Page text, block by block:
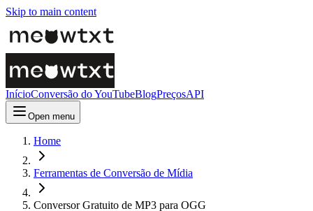
Skip to main content
InícioConversão do YouTubeBlogPreçosAPI
Open menu
Home
Ferramentas de Conversão de Mídia
Conversor Gratuito de MP3 para OGG